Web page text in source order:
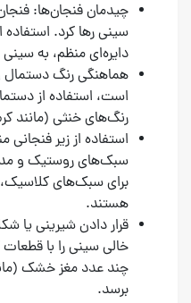
چیدمان فنجان‌ها:
سینی رها کرد.
دایره‌ای منظم، به
هماهنگی رنگ
است، استفاده از
رنگ‌های خنثی (مانند
استفاده از زیر
سبک‌های روستیک و
برای سبک‌های
هستند.
قرار دادن شیرینی یا
خالی سینی را با
چند عدد مغز خشک
برسد.